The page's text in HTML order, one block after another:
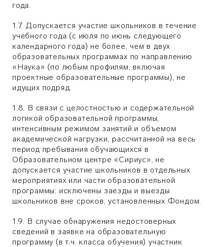
года.
1.7. Допускается участие школьников в течение
учебного года (с июля по июнь следующего
календарного года) не более, чем в двух
образовательных программах по направлению
«Наука» (по любым профилям, включая
проектные образовательные программы), не
идущих подряд.
1.8. В связи с целостностью и содержательной
логикой образовательной программы,
интенсивным режимом занятий и объемом
академической нагрузки, рассчитанной на весь
период пребывания обучающихся в
Образовательном центре «Сириус», не
допускается участие школьников в отдельных
мероприятиях или части образовательной
программы: исключены заезды и выезды
школьников вне сроков, установленных Фондом.
1.9. В случае обнаружения недостоверных
сведений в заявке на образовательную
программу (в т.ч. класса обучения) участник